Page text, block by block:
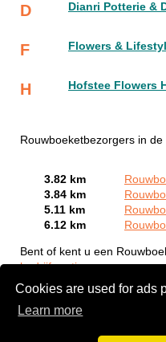
Cookies are used for ads
Learn more
D Dianri Potterie &
F Flowers &
H Hofstee Flowers
Rouwboeketbezorgers in
3.82 km
3.84 km
5.11 km
6.12 km
Bent of kent u een
bedrijf gratis aan